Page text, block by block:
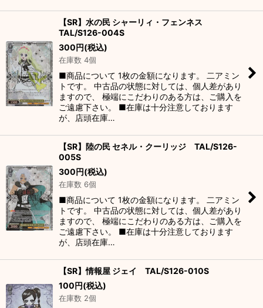
【SR】水の民 シャーリィ・フェンネス
TAL/S126-004S
300円(税込)
在庫数 4個
■商品について 1枚の金額になります。 二アミン
トです。 中古品の状態に対しては、個人差があり
ますので、 極端にこだわりのある方は、ご購入を
ご遠慮下さい。 ■在庫は十分注意しております
が、店頭在庫…
【SR】陸の民 セネル・クーリッジ TAL/S126-
005S
300円(税込)
在庫数 6個
■商品について 1枚の金額になります。 二アミン
トです。 中古品の状態に対しては、個人差があり
ますので、 極端にこだわりのある方は、ご購入を
ご遠慮下さい。 ■在庫は十分注意しております
が、店頭在庫…
【SR】情報屋 ジェイ TAL/S126-010S
100円(税込)
在庫数 2個